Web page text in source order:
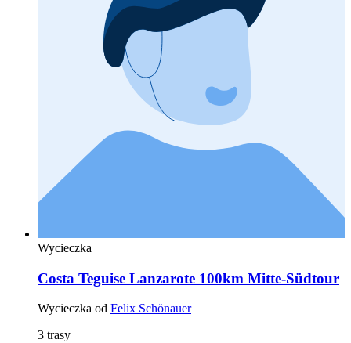
Wycieczka
Costa Teguise Lanzarote 100km Mitte-Südtour
Wycieczka od Felix Schönauer
3 trasy